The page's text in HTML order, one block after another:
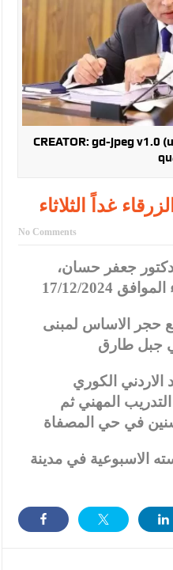
مع الإعلام
إلى مراجعة منصة خدمة
يلتقي مجموعة من رفاق السلاح
مبارك ومزيدا من التوفيق
مبارك وبكم تزهو المناصب
CREATOR: gd-jpeg v1.0
غداً الثلاثاء
No Comments
جعفر حسان،
حجر الاساس لمبنى
الكوري
المهني ثم
الاسبوعية في مدينة